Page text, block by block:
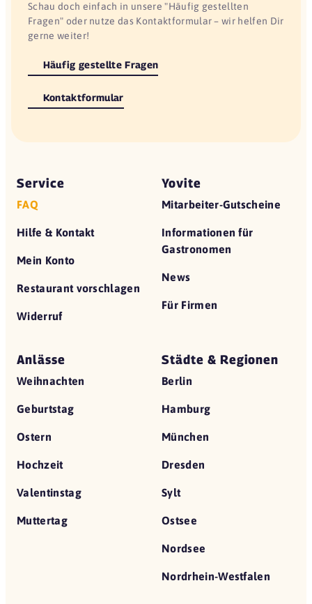
Schau doch einfach in unsere "Häufig gestellten
Fragen" oder nutze das Kontaktformular – wir helfen Dir
gerne weiter!
Häufig gestellte Fragen
Kontaktformular
Service
FAQ
Hilfe & Kontakt
Mein Konto
Restaurant vorschlagen
Widerruf
Yovite
Mitarbeiter-Gutscheine
Informationen für
Gastronomen
News
Für Firmen
Anlässe
Weihnachten
Geburtstag
Ostern
Hochzeit
Valentinstag
Muttertag
Städte & Regionen
Berlin
Hamburg
München
Dresden
Sylt
Ostsee
Nordsee
Nordrhein-Westfalen